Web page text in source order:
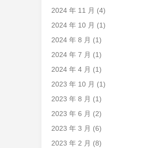
2024 年 11 月 (4)
2024 年 10 月 (1)
2024 年 8 月 (1)
2024 年 7 月 (1)
2024 年 4 月 (1)
2023 年 10 月 (1)
2023 年 8 月 (1)
2023 年 6 月 (2)
2023 年 3 月 (6)
2023 年 2 月 (8)